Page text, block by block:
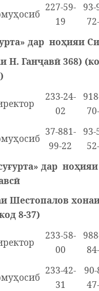
227-59-
19
93-
дар ноҳияи
Н. Ганҷавӣ 368)
233-24-
02
37-881-
99-22
93-
дар ноҳияи
Шестопалов
8-37)
233-58-
00
233-42-
31